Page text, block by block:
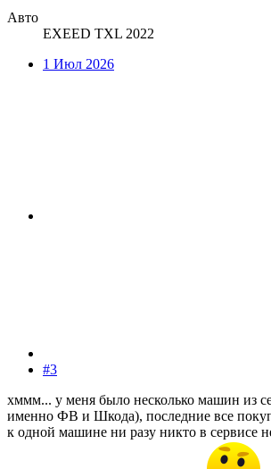
Авто
EXEED TXL 2022
1 Июл 2026
#3
хммм... у меня было несколько машин из
именно ФВ и Шкода), последние все
к одной машине ни разу никто в сервисе